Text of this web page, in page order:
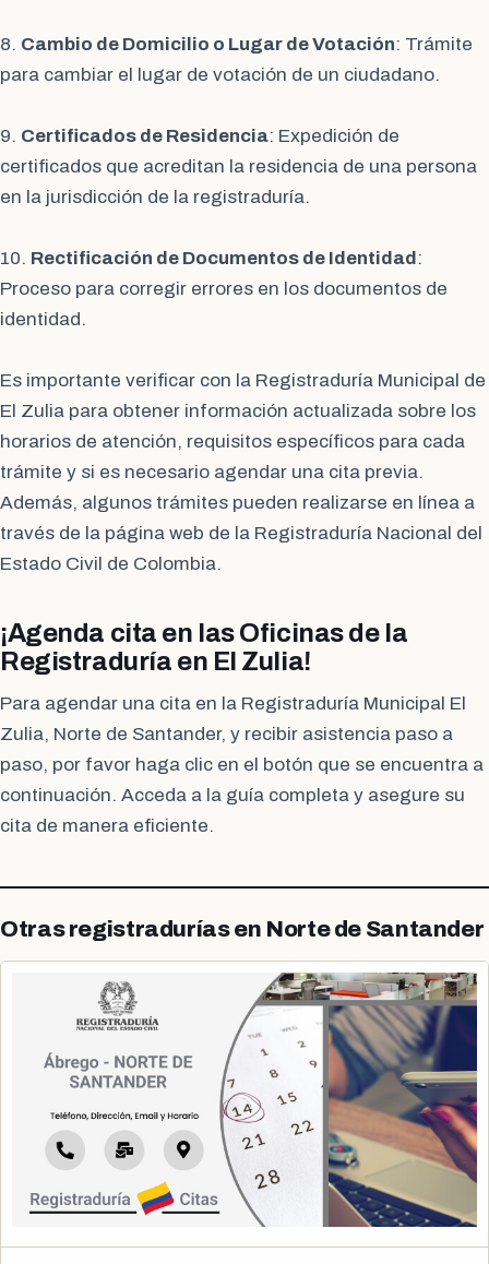
8. Cambio de Domicilio o Lugar de Votación: Trámite
para cambiar el lugar de votación de un ciudadano.
9. Certificados de Residencia: Expedición de
certificados que acreditan la residencia de una persona
en la jurisdicción de la registraduría.
10. Rectificación de Documentos de Identidad :
Proceso para corregir errores en los documentos de
identidad.
Es importante verificar con la Registraduría Municipal de
El Zulia para obtener información actualizada sobre los
horarios de atención, requisitos específicos para cada
trámite y si es necesario agendar una cita previa.
Además, algunos trámites pueden realizarse en línea a
través de la página web de la Registraduría Nacional del
Estado Civil de Colombia.
¡Agenda cita en las Oficinas de la
Registraduría en El Zulia!
Para agendar una cita en la Registraduría Municipal El
Zulia, Norte de Santander, y recibir asistencia paso a
paso, por favor haga clic en el botón que se encuentra a
continuación. Acceda a la guía completa y asegure su
cita de manera eficiente.
Otras registradurías en Norte de Santander